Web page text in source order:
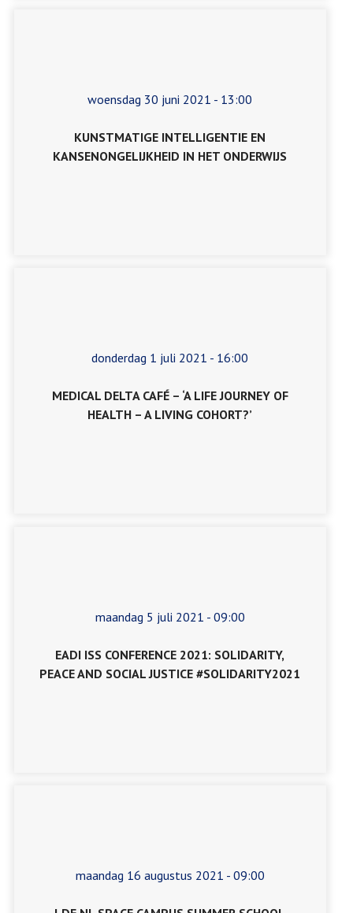
woensdag 30 juni 2021 - 13:00
KUNSTMATIGE INTELLIGENTIE EN
KANSENONGELIJKHEID IN HET ONDERWIJS
donderdag 1 juli 2021 - 16:00
MEDICAL DELTA CAFÉ – ‘A LIFE JOURNEY OF
HEALTH – A LIVING COHORT?’
maandag 5 juli 2021 - 09:00
EADI ISS CONFERENCE 2021: SOLIDARITY,
PEACE AND SOCIAL JUSTICE #SOLIDARITY2021
maandag 16 augustus 2021 - 09:00